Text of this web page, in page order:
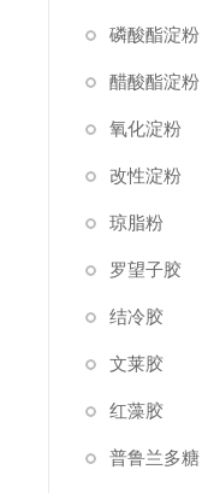
磷酸酯淀粉
醋酸酯淀粉
氧化淀粉
改性淀粉
琼脂粉
罗望子胶
结冷胶
文莱胶
红藻胶
普鲁兰多糖